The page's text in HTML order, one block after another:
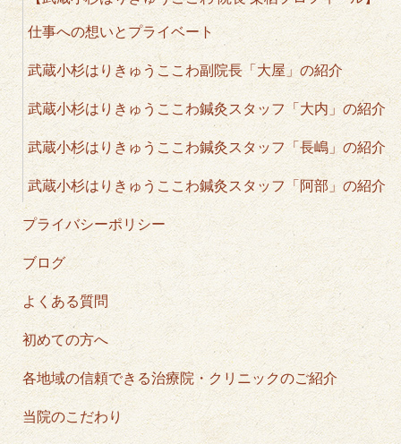
仕事への想いとプライベート
武蔵小杉はりきゅうここわ副院長「大屋」の紹介
武蔵小杉はりきゅうここわ鍼灸スタッフ「大内」の紹介
武蔵小杉はりきゅうここわ鍼灸スタッフ「長嶋」の紹介
武蔵小杉はりきゅうここわ鍼灸スタッフ「阿部」の紹介
プライバシーポリシー
ブログ
よくある質問
初めての方へ
各地域の信頼できる治療院・クリニックのご紹介
当院のこだわり